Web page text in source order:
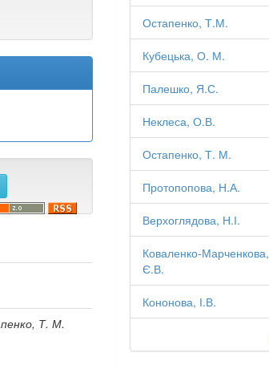
Т. М.
Остапенко, Т.М.
Кубецька, О. М.
Палешко, Я.С.
Неклеса, О.В.
Остапенко, Т. М.
Протопопова, Н.А.
Верхоглядова, Н.І.
Коваленко-Марченкова,
Є.В.
Кононова, І.В.